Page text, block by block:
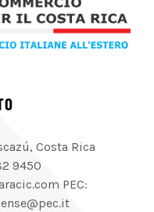
Costa Rica
9450
PEC: